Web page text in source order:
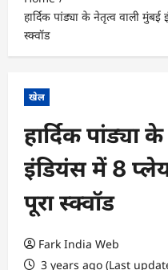
हार्दिक पांड्या के नेतृत्व वाली मुंबई
स्क्वॉड
खेल
हार्दिक पांड्या
इंडियंस में 8
पूरा स्क्वॉड
Fark India Web
3 years ago (Last